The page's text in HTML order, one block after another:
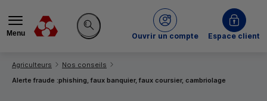
Menu
Rechercher sur le site
Ouvrir un compte
du Crédit MutuelEspace client
Vous êtes ici:
Agriculteurs
Nos conseils
Alerte fraude :phishing , faux banquier, faux coursier, cambriolage